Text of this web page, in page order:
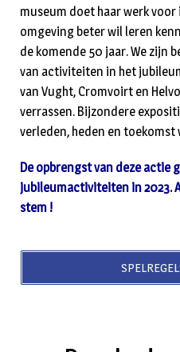
museum doet haar werk
omgeving beter wil leren
de komende 50 jaar. We zijn
van activiteiten in het
van Vught, Cromvoirt en
verrassen. Bijzondere
verleden, heden en toekomst
De opbrengst van deze actie
jubileumactiviteiten in 2023.
stem !